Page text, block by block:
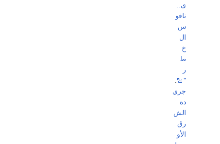
ى..
ناقو
س
ال
خ
ط
ر
"
جري
دة
الش
رق
الأو